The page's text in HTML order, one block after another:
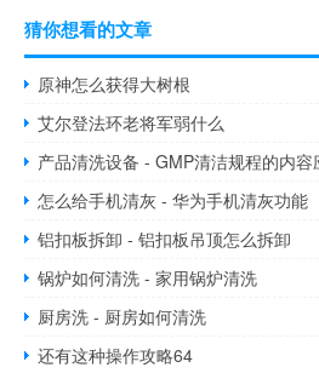
猜你想看的文章
原神怎么获得大树根
艾尔登法环老将军弱什么
产品清洗设备 - GMP清洁规程的内容
怎么给手机清灰 - 华为手机清灰功能
铝扣板拆卸 - 铝扣板吊顶怎么拆卸
锅炉如何清洗 - 家用锅炉清洗
厨房洗 - 厨房如何清洗
还有这种操作攻略64